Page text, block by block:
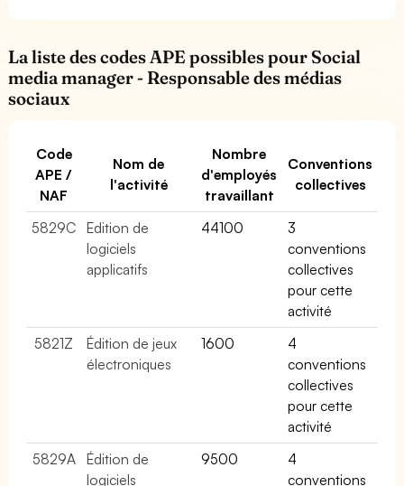
La liste des codes APE possibles pour Social
media manager - Responsable des médias
sociaux
Code
APE /
NAF
Nom de
l'activité
Nombre
d'employés
travaillant
Conventions
collectives
5829C Edition de
logiciels
applicatifs
44100
3
conventions
collectives
pour cette
activité
5821Z
Édition de jeux
électroniques
1600
4
conventions
collectives
pour cette
activité
5829A
Édition de
logiciels
9500
4
conventions